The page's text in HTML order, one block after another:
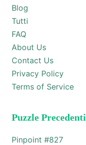
Blog
Tutti
FAQ
About Us
Contact Us
Privacy Policy
Terms of Service
Puzzle Precedenti
Pinpoint #827